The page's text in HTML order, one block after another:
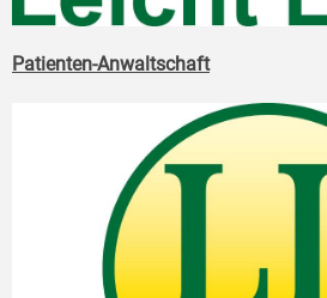
Patienten-Anwaltschaft